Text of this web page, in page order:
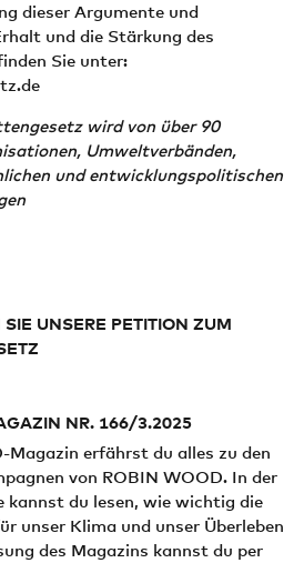
dieser Argumente und
und die Stärkung des
Sie unter:
wird von über 90
Umweltverbänden,
und entwicklungspolitischen
UNSERE PETITION ZUM
NR. 166/3.2025
Magazin erfährst du alles zu den
von ROBIN WOOD. In der
kannst du lesen, wie wichtig die
unser Klima und unser Überleben
des Magazins kannst du per